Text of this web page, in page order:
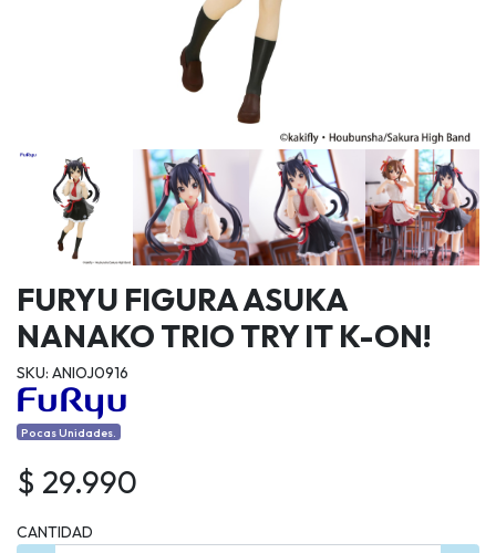
FURYU FIGURA ASUKA
NANAKO TRIO TRY IT K-ON!
SKU: ANIOJ0916
Pocas Unidades.
$ 29.990
CANTIDAD